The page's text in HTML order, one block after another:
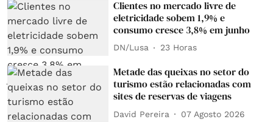
Clientes no mercado livre de
eletricidade sobem 1,9% e
consumo cresce 3,8% em junho
DN/Lusa 23 Horas
Metade das queixas no setor do
turismo estão relacionadas com
sites de reservas de viagens
David Pereira 07 Agosto 2026